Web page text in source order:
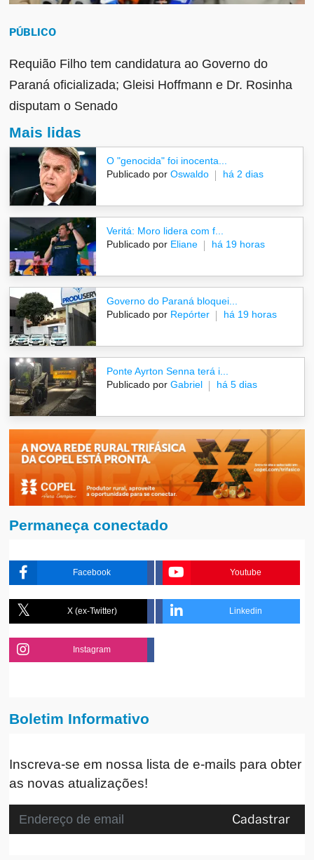
PÚBLICO
Requião Filho tem candidatura ao Governo do
Paraná oficializada; Gleisi Hoffmann e Dr. Rosinha
disputam o Senado
Mais lidas
O "genocida" foi inocenta...
Publicado por Oswaldo há 2 dias
Veritá: Moro lidera com f...
Publicado por Eliane há 19 horas
Governo do Paraná bloquei...
Publicado por Repórter há 19 horas
Ponte Ayrton Senna terá i...
Publicado por Gabriel há 5 dias
Permaneça conectado
Facebook Youtube
X (ex-Twitter) Linkedin
Instagram
Boletim Informativo
Inscreva-se em nossa lista de e-mails para obter
as novas atualizações!
Cadastrar